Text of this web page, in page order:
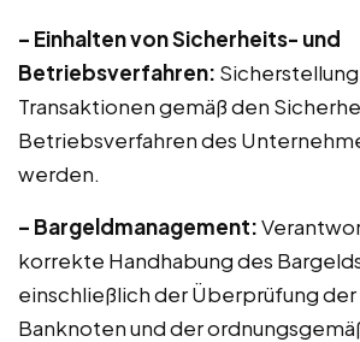
– Einhalten von Sicherheits- und
Betriebsverfahren:
Transaktionen gemäß den
Betriebsverfahren des
werden.
– Bargeldmanagement:
korrekte Handhabung des
einschließlich der Überprüfung
Banknoten und der